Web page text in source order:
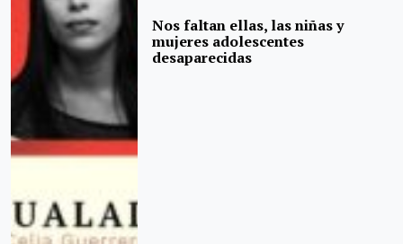
Nos faltan ellas, las niñas y
mujeres adolescentes
desaparecidas